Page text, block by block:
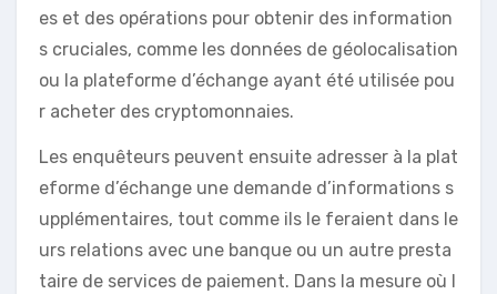
es et des opérations pour obtenir des information
s cruciales, comme les données de géolocalisation
ou la plateforme d’échange ayant été utilisée pou
r acheter des cryptomonnaies.
Les enquêteurs peuvent ensuite adresser à la plat
eforme d’échange une demande d’informations s
upplémentaires, tout comme ils le feraient dans le
urs relations avec une banque ou un autre presta
taire de services de paiement. Dans la mesure où l